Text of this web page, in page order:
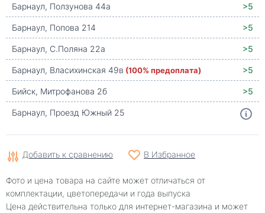
Барнаул, Ползунова 44а
>5
Барнаул, Попова 214
>5
Барнаул, С.Поляна 22а
>5
Барнаул, Власихинская 49в (100% предоплата)
>5
Бийск, Митрофанова 2б
>5
Барнаул, Проезд Южный 25
Добавить к сравнению В Избранное
Фото и цена товара на сайте может отличаться от
комплектации, цветопередачи и года выпуска
Цена действительна только для интернет-магазина и может